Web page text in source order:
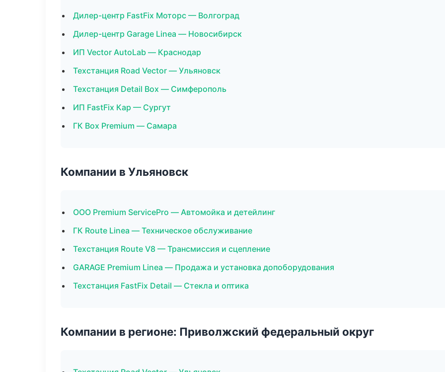
Дилер-центр FastFix Моторс — Волгоград
Дилер-центр Garage Linea — Новосибирск
ИП Vector AutoLab — Краснодар
Техстанция Road Vector — Ульяновск
Техстанция Detail Box — Симферополь
ИП FastFix Кар — Сургут
ГК Box Premium — Самара
Компании в Ульяновск
ООО Premium ServicePro — Автомойка и детейлинг
ГК Route Linea — Техническое обслуживание
Техстанция Route V8 — Трансмиссия и сцепление
GARAGE Premium Linea — Продажа и установка допоборудования
Техстанция FastFix Detail — Стекла и оптика
Компании в регионе: Приволжский федеральный округ